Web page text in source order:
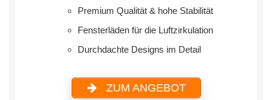
Premium Qualität & hohe Stabilität
Fensterläden für die Luftzirkulation
Durchdachte Designs im Detail
ZUM ANGEBOT